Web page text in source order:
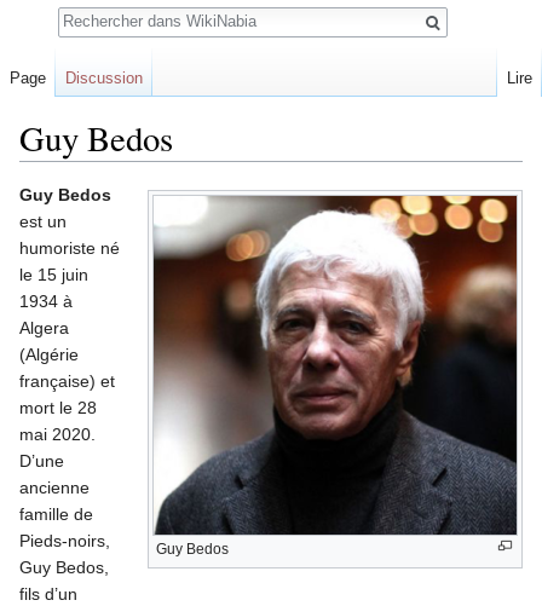
Guy Bedos
Sauter
à
la
navigation
Sauter
à
la
recherche
Guy Bedos
Guy Bedos
est un
humoriste né
le 15 juin
1934 à
Algera
(Algérie
française) et
mort le 28
mai 2020.
D’une
ancienne
famille de
Pieds-noirs,
Guy Bedos,
fils d’un
Page Discussion Lire
Rechercher